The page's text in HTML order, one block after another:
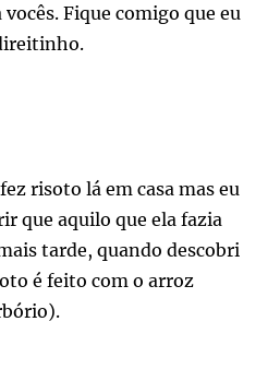
Fique comigo que eu
risoto lá em casa mas eu
que aquilo que ela fazia
tarde, quando descobri
é feito com o arroz